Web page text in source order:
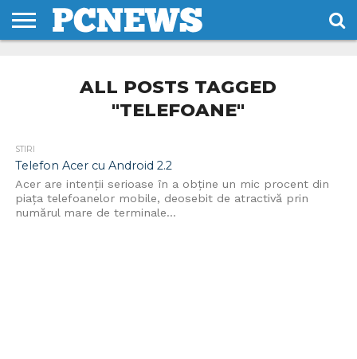
ALL POSTS TAGGED
"TELEFOANE"
STIRI
Telefon Acer cu Android 2.2
Acer are intenții serioase în a obține un mic procent din
piața telefoanelor mobile, deosebit de atractivă prin
numărul mare de terminale...